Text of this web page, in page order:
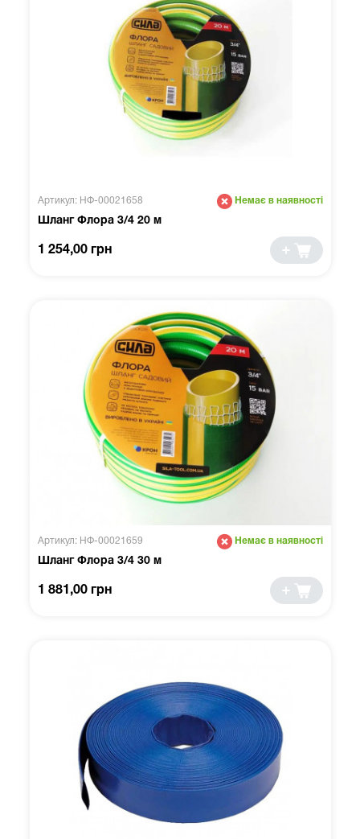
Артикул: НФ-00021658 Немає в наявності
Шланг Флора 3/4 20 м
1 254,00 грн
Артикул: НФ-00021659 Немає в наявності
Шланг Флора 3/4 30 м
1 881,00 грн